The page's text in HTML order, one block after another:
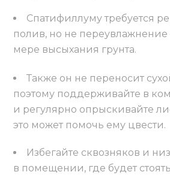
Спатифиллуму требуется
полив, но не
мере высыхания грунта.
Также он не переносит
поэтому поддерживайте в
и регулярно опрыскивайте
это может помочь ему цвести.
Избегайте сквозняков и
в помещении, где будет